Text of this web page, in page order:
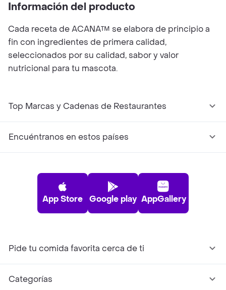
Información del producto
Cada receta de ACANA™ se elabora de principio a
fin con ingredientes de primera calidad,
seleccionados por su calidad, sabor y valor
nutricional para tu mascota.
Top Marcas y Cadenas de Restaurantes
Encuéntranos en estos países
App Store Google play AppGallery
Pide tu comida favorita cerca de ti
Categorías